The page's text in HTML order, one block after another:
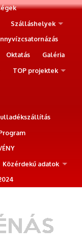
Szálláshelyek
Oktatás
Galéria
TOP projektek
Közérdekű adatok